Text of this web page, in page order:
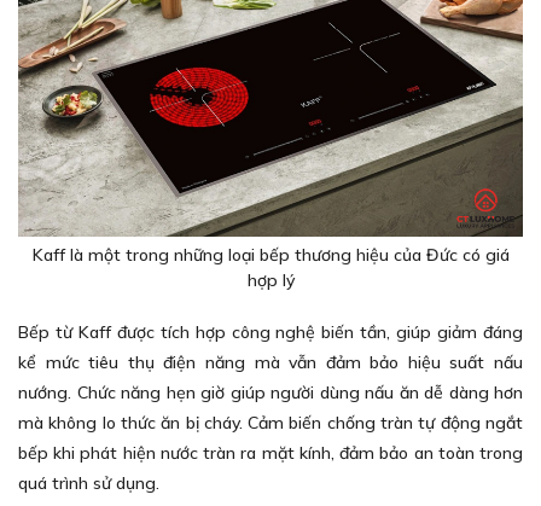
Kaff là một trong những loại bếp thương hiệu của Đức có giá
hợp lý
Bếp từ Kaff được tích hợp công nghệ biến tần, giúp giảm đáng
kể mức tiêu thụ điện năng mà vẫn đảm bảo hiệu suất nấu
nướng. Chức năng hẹn giờ giúp người dùng nấu ăn dễ dàng hơn
mà không lo thức ăn bị cháy. Cảm biến chống tràn tự động ngắt
bếp khi phát hiện nước tràn ra mặt kính, đảm bảo an toàn trong
quá trình sử dụng.